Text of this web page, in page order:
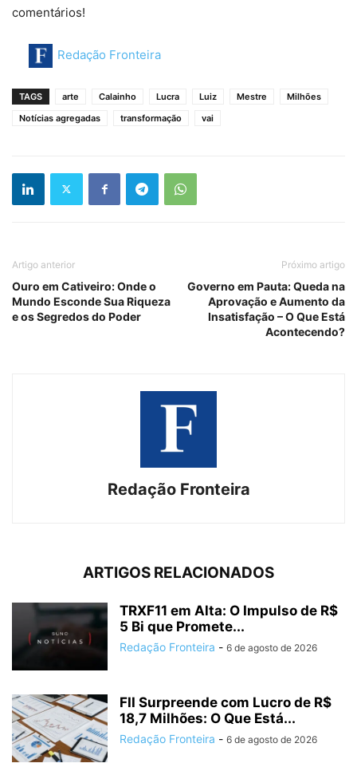
comentários!
Redação Fronteira
TAGS arte Calainho Lucra Luiz Mestre
Milhões
Notícias agregadas
transformação vai
Artigo anterior
Ouro em Cativeiro: Onde o
Mundo Esconde Sua Riqueza
e os Segredos do Poder
Próximo artigo
Governo em Pauta: Queda na
Aprovação e Aumento da
Insatisfação – O Que Está
Acontecendo?
Redação Fronteira
ARTIGOS RELACIONADOS
TRXF11 em Alta: O Impulso de R$
5 Bi que Promete...
Redação Fronteira - 6 de agosto de 2026
FII Surpreende com Lucro de R$
18,7 Milhões: O Que Está...
Redação Fronteira - 6 de agosto de 2026